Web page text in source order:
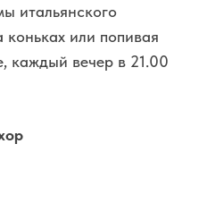
итальянского
коньках или попивая
каждый вечер в 21.00